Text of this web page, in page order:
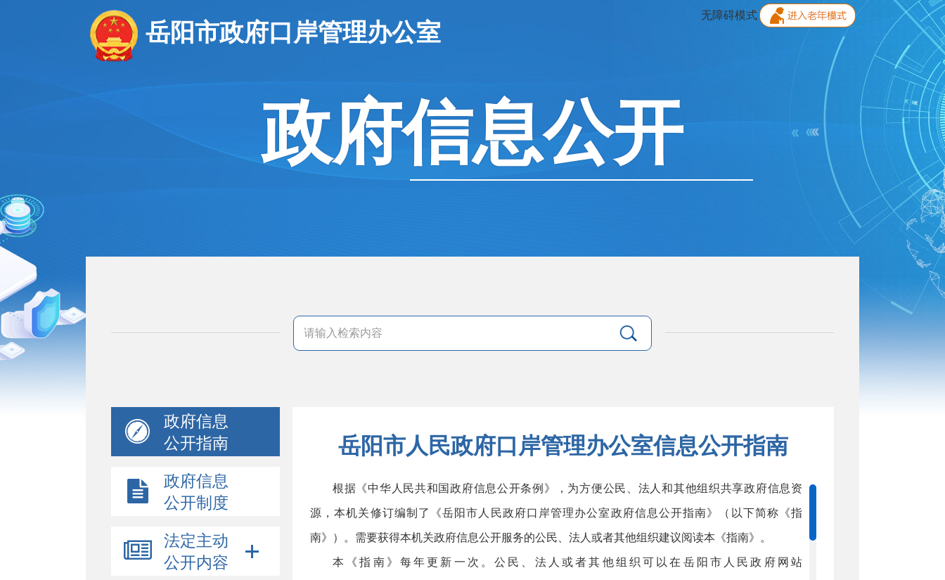
岳阳市政府口岸管理办公室
政府信息公开
无障碍模式
政府信息
公开指南
政府信息
公开制度
法定主动
公开内容
岳阳市人民政府口岸管理办公室信息公开指南
根据《中华人民共和国政府信息公开条例》，为方便公民、法人和其他组织共享政府信息资
源，本机关修订编制了《岳阳市人民政府口岸管理办公室政府信息公开指南》（以下简称《指
南》）。需要获得本机关政府信息公开服务的公民、法人或者其他组织建议阅读本《指南》。
本《指南》每年更新一次。公民、法人或者其他组织可以在岳阳市人民政府网站